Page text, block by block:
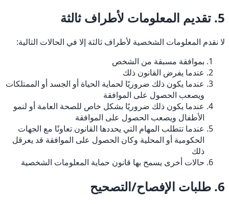
5. تقديم المعلومات لأطراف ثالثة
لا نقدم المعلومات الشخصية لأطراف ثالثة إلا في الحالات التالية:
بموافقة مسبقة من الشخص
عندما يفرض القانون ذلك
عندما يكون ذلك ضروريًا لحماية الحياة أو الجسد أو الممتلكات
ويصعب الحصول على الموافقة
عندما يكون ذلك ضروريًا بشكل خاص للصحة العامة أو لنمو
الأطفال ويصعب الحصول على الموافقة
عندما تتطلب المهام التي يحددها القانون تعاونًا مع الجهات
الحكومية أو المحلية وكان الحصول على الموافقة قد يعرقل
ذلك
حالات أخرى يسمح بها قانون حماية المعلومات الشخصية
6. طلبات الإفصاح/التصحيح